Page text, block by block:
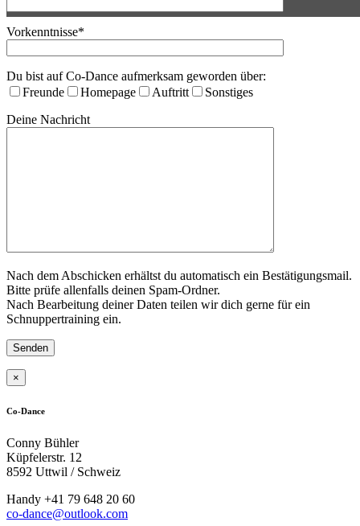
Schnuppern
Vorkenntnisse*
Du bist auf Co-Dance aufmerksam geworden über:
Freunde
Homepage Auftritt
Sonstiges
Deine Nachricht
Nach dem Abschicken erhältst du automatisch ein Bestätigungsmail.
Bitte prüfe allenfalls deinen Spam-Ordner.
Nach Bearbeitung deiner Daten teilen wir dich gerne für ein
Schnuppertraining ein.
×
Co-Dance
Conny Bühler
Küpfelerstr. 12
8592 Uttwil / Schweiz
Handy +41 79 648 20 60
co-dance@outlook.com